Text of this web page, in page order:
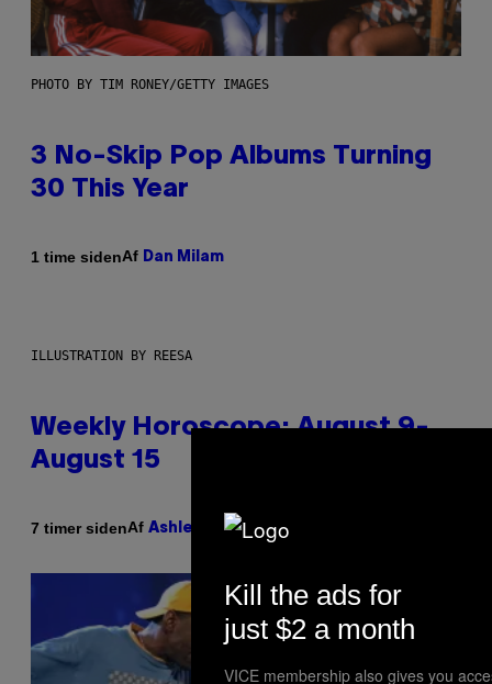
PHOTO BY TIM RONEY/GETTY IMAGES
3 No-Skip Pop Albums Turning
30 This Year
1 time sidenAf Dan Milam
ILLUSTRATION BY REESA
Weekly Horoscope: August 9-
August 15
7 timer sidenAf Ashley Fike
Kill the ads for
just $2 a month
VICE membership also gives you